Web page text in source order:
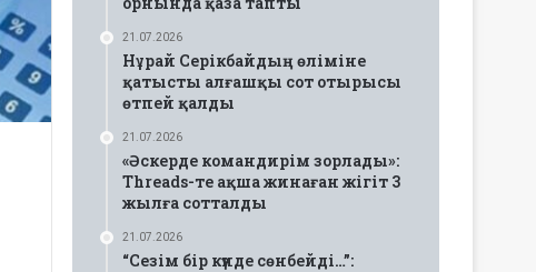
21.07.2026
Нұрай Серікбайдың өліміне
қатысты алғашқы сот отырысы
өтпей қалды
21.07.2026
«Әскерде командирім зорлады»:
Threads-те ақша жинаған жігіт 3
жылға сотталды
21.07.2026
“Сезім бір күнде сөнбейді…”: